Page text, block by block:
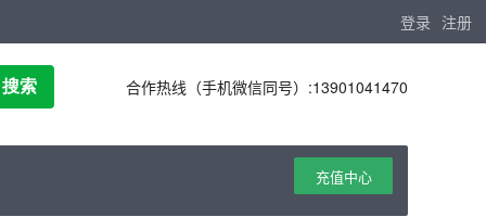
登录 注册
搜索 合作热线（手机微信同号）:13901041470
充值中心